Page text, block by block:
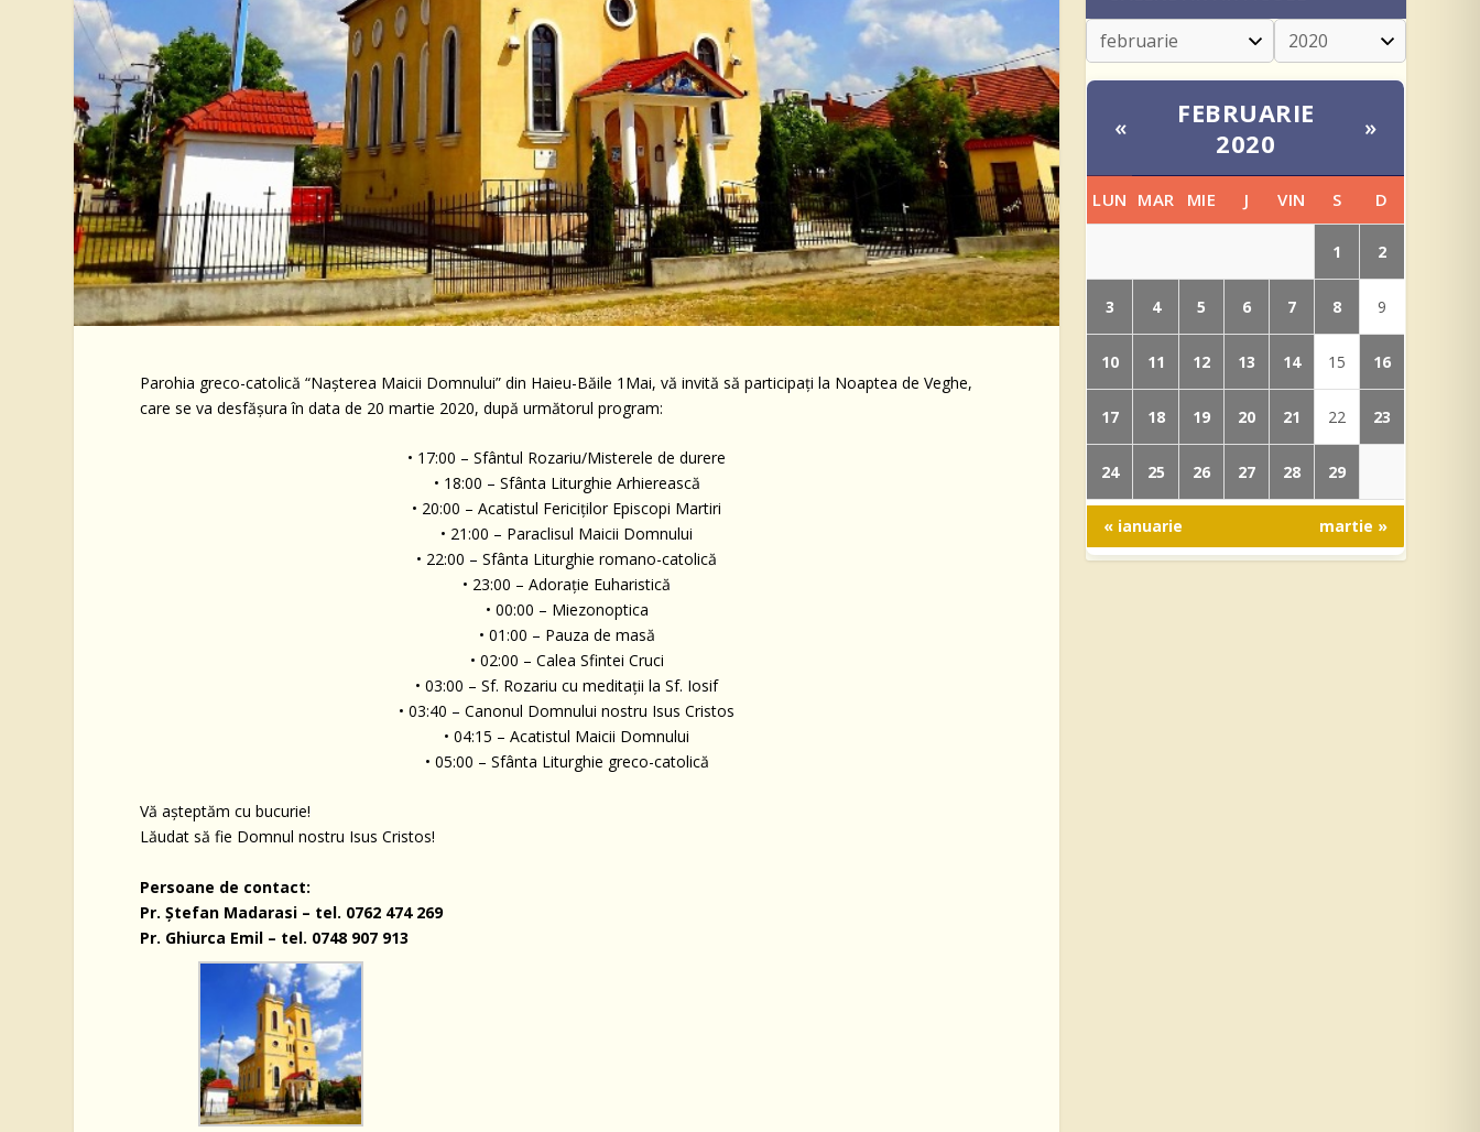
Parohia greco-catolică “Nașterea Maicii Domnului” din Haieu-Băile 1Mai, vă invită să participați la Noaptea de Veghe,
care se va desfășura în data de 20 martie 2020, după următorul program:
• 17:00 – Sfântul Rozariu/Misterele de durere
• 18:00 – Sfânta Liturghie Arhierească
• 20:00 – Acatistul Fericiților Episcopi Martiri
• 21:00 – Paraclisul Maicii Domnului
• 22:00 – Sfânta Liturghie romano-catolică
• 23:00 – Adorație Euharistică
• 00:00 – Miezonoptica
• 01:00 – Pauza de masă
• 02:00 – Calea Sfintei Cruci
• 03:00 – Sf. Rozariu cu meditații la Sf. Iosif
• 03:40 – Canonul Domnului nostru Isus Cristos
• 04:15 – Acatistul Maicii Domnului
• 05:00 – Sfânta Liturghie greco-catolică
Vă așteptăm cu bucurie!
Lăudat să fie Domnul nostru Isus Cristos!
Persoane de contact:
Pr. Ștefan Madarasi – tel. 0762 474 269
Pr. Ghiurca Emil – tel. 0748 907 913
«
FEBRUARIE
2020
»
LUN MAR MIE J VIN S D
1 2
3 4 5 6 7 8 9
10 11 12 13 14 15 16
17 18 19 20 21 22 23
24 25 26 27 28 29
« ianuarie martie »